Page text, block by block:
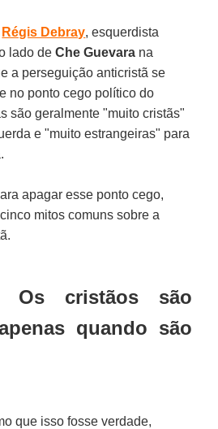
Régis Debray, esquerdista
lado deChe Guevara na
a perseguição anticristã se
no ponto cego político do
são geralmente "muito cristãs"
e "muito estrangeiras" para
apagar esse ponto cego,
mitos comuns sobre a
Os cristãos são
quando são
que isso fosse verdade,